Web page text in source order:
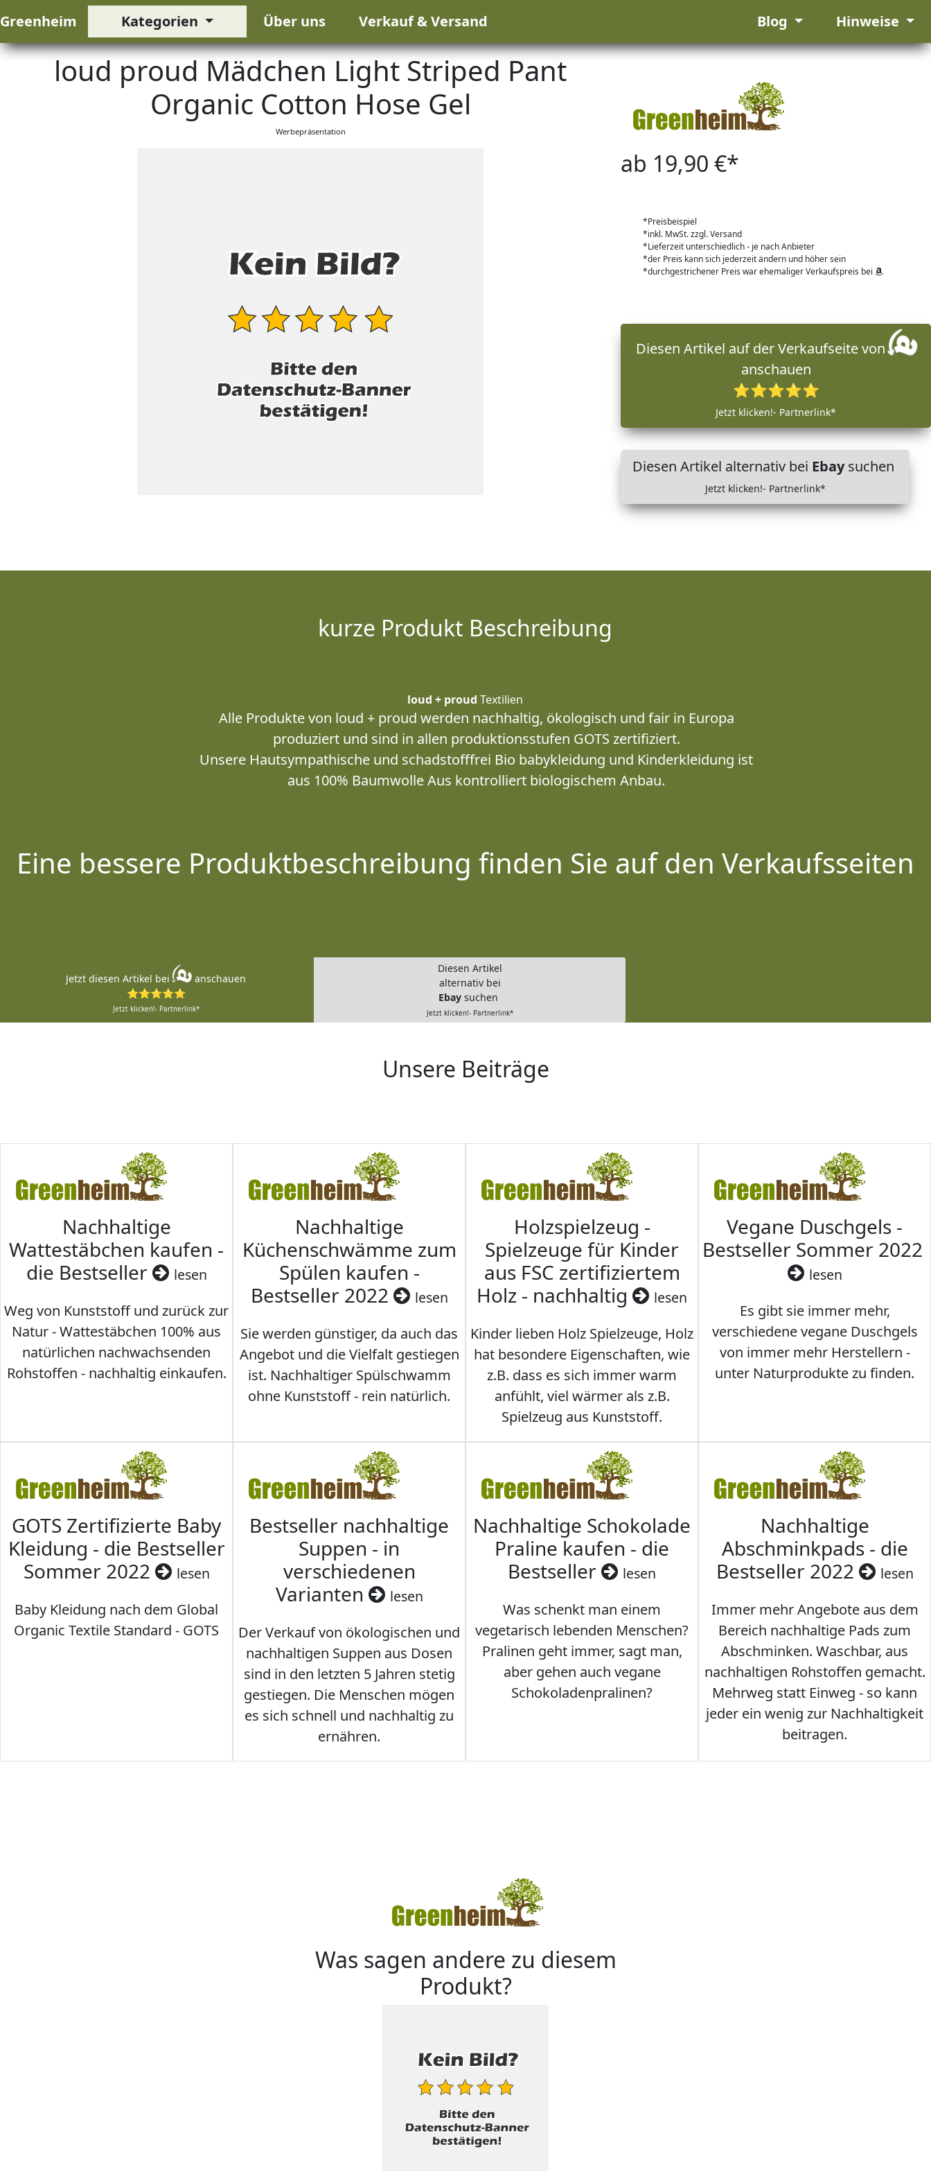
Greenheim Kategorien Über uns Verkauf & Versand Blog Hinweise
loud proud Mädchen Light Striped Pant
Organic Cotton Hose Gel
Werbepräsentation
ab 19,90 €*
*Preisbeispiel
*inkl. MwSt. zzgl. Versand
*Lieferzeit unterschiedlich - je nach Anbieter
*der Preis kann sich jederzeit ändern und höher sein
*durchgestrichener Preis war ehemaliger Verkaufspreis bei
Diesen Artikel auf der Verkaufseite von
anschauen
⭐⭐⭐⭐⭐
Jetzt klicken!- Partnerlink*
Diesen Artikel alternativ bei Ebaysuchen
Jetzt klicken!- Partnerlink*
kurze Produkt Beschreibung
loud + proud Textilien
Alle Produkte von loud + proud werden nachhaltig, ökologisch und fair in Europa
produziert und sind in allen produktionsstufen GOTS zertifiziert.
Unsere Hautsympathische und schadstofffrei Bio babykleidung und Kinderkleidung ist
aus 100% Baumwolle Aus kontrolliert biologischem Anbau.
Eine bessere Produktbeschreibung finden Sie auf den Verkaufsseiten
Jetzt diesen Artikel bei
anschauen
⭐⭐⭐⭐⭐
Jetzt klicken!- Partnerlink*
Diesen Artikel
alternativ bei
Ebay suchen
Jetzt klicken!- Partnerlink*
Unsere Beiträge
Nachhaltige
Wattestäbchen kaufen -
die Bestseller
lesen
Weg von Kunststoff und zurück zur
Natur - Wattestäbchen 100% aus
natürlichen nachwachsenden
Rohstoffen - nachhaltig einkaufen.
Nachhaltige
Küchenschwämme zum
Spülen kaufen -
Bestseller 2022
lesen
Sie werden günstiger, da auch das
Angebot und die Vielfalt gestiegen
ist. Nachhaltiger Spülschwamm
ohne Kunststoff - rein natürlich.
Holzspielzeug -
Spielzeuge für Kinder
aus FSC zertifiziertem
Holz - nachhaltig
lesen
Kinder lieben Holz Spielzeuge, Holz
hat besondere Eigenschaften, wie
z.B. dass es sich immer warm
anfühlt, viel wärmer als z.B.
Spielzeug aus Kunststoff.
Vegane Duschgels -
Bestseller Sommer 2022
lesen
Es gibt sie immer mehr,
verschiedene vegane Duschgels
von immer mehr Herstellern -
unter Naturprodukte zu finden.
GOTS Zertifizierte Baby
Kleidung - die Bestseller
Sommer 2022
lesen
Baby Kleidung nach dem Global
Organic Textile Standard - GOTS
Bestseller nachhaltige
Suppen - in
verschiedenen
Varianten
lesen
Der Verkauf von ökologischen und
nachhaltigen Suppen aus Dosen
sind in den letzten 5 Jahren stetig
gestiegen. Die Menschen mögen
es sich schnell und nachhaltig zu
ernähren.
Nachhaltige Schokolade
Praline kaufen - die
Bestseller
lesen
Was schenkt man einem
vegetarisch lebenden Menschen?
Pralinen geht immer, sagt man,
aber gehen auch vegane
Schokoladenpralinen?
Nachhaltige
Abschminkpads - die
Bestseller 2022
lesen
Immer mehr Angebote aus dem
Bereich nachhaltige Pads zum
Abschminken. Waschbar, aus
nachhaltigen Rohstoffen gemacht.
Mehrweg statt Einweg - so kann
jeder ein wenig zur Nachhaltigkeit
beitragen.
Was sagen andere zu diesem
Produkt?